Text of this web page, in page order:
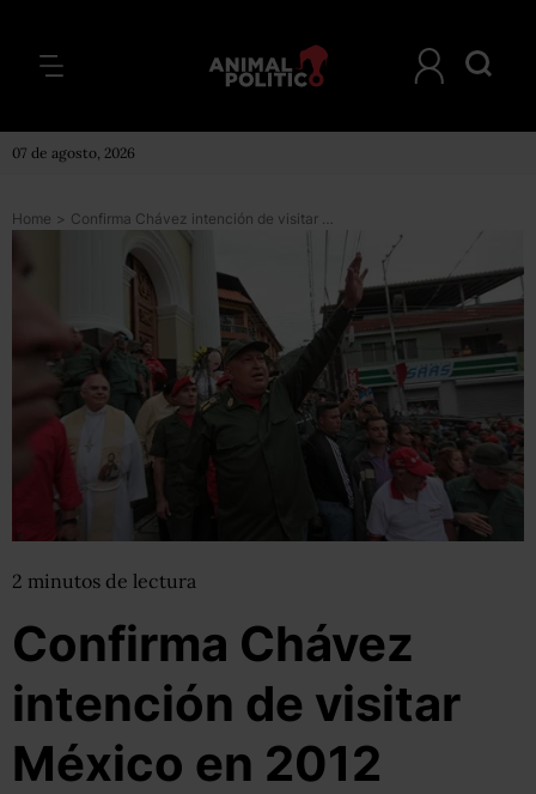
07 de agosto, 2026
Home > Confirma Chávez intención de visitar México en 2012
2 minutos de lectura
Confirma Chávez
intención de visitar
México en 2012